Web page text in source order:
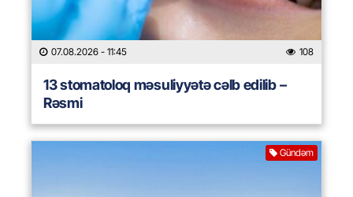
07.08.2026 - 11:45 108
13 stomatoloq məsuliyyətə cəlb edilib –
Rəsmi
Gündəm